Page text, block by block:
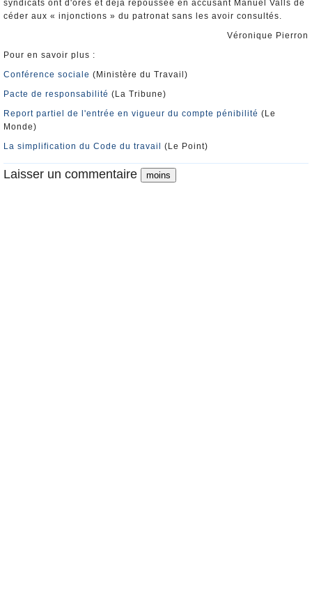
syndicats ont d'ores et déjà repoussée en accusant Manuel Valls de
céder aux « injonctions » du patronat sans les avoir consultés.
Véronique Pierron
Pour en savoir plus :
Conférence sociale (Ministère du Travail)
Pacte de responsabilité (La Tribune)
Report partiel de l'entrée en vigueur du compte pénibilité (Le
Monde)
La simplification du Code du travail
(Le Point)
Laisser un commentaire